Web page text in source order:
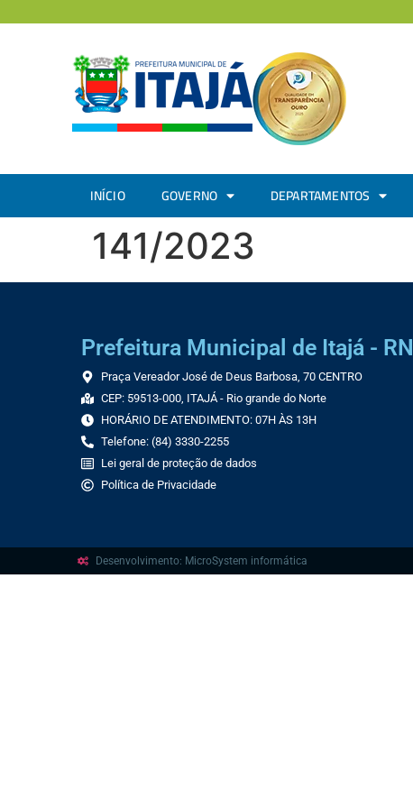
INÍCIO GOVERNO DEPARTAMENTOS
141/2023
Prefeitura Municipal de Itajá - RN
Praça Vereador José de Deus Barbosa, 70 CENTRO
CEP: 59513-000, ITAJÁ - Rio grande do Norte
HORÁRIO DE ATENDIMENTO: 07H ÀS 13H
Telefone: (84) 3330-2255
Lei geral de proteção de dados
Política de Privacidade
Desenvolvimento: MicroSystem informática